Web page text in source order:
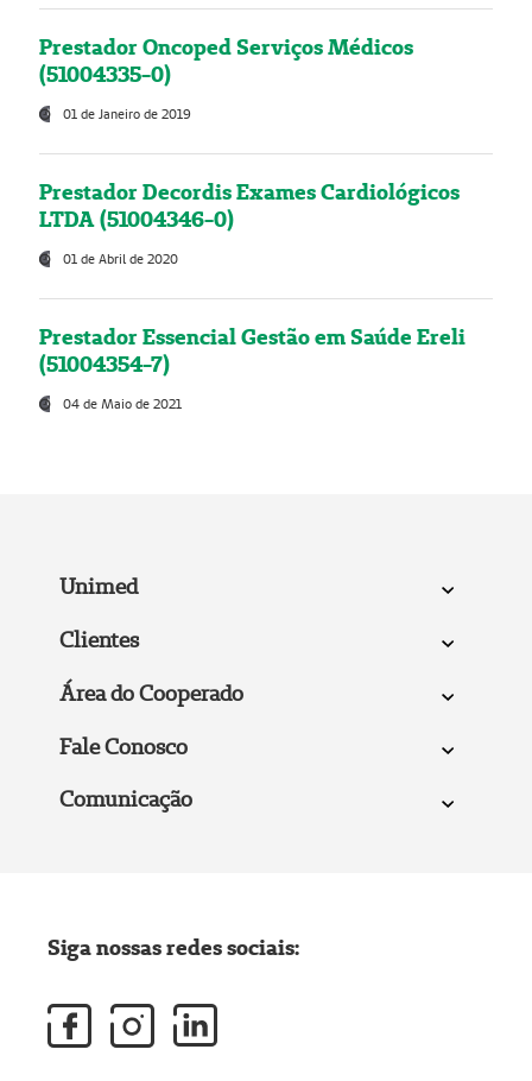
Prestador Oncoped Serviços Médicos
(51004335-0)
01 de Janeiro de 2019
Prestador Decordis Exames Cardiológicos
LTDA (51004346-0)
01 de Abril de 2020
Prestador Essencial Gestão em Saúde Ereli
(51004354-7)
04 de Maio de 2021
Unimed
Clientes
Área do Cooperado
Fale Conosco
Comunicação
Siga nossas redes sociais: